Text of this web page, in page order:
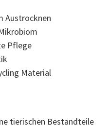
Austrocknen
Pflege
Material
tierischen Bestandteile